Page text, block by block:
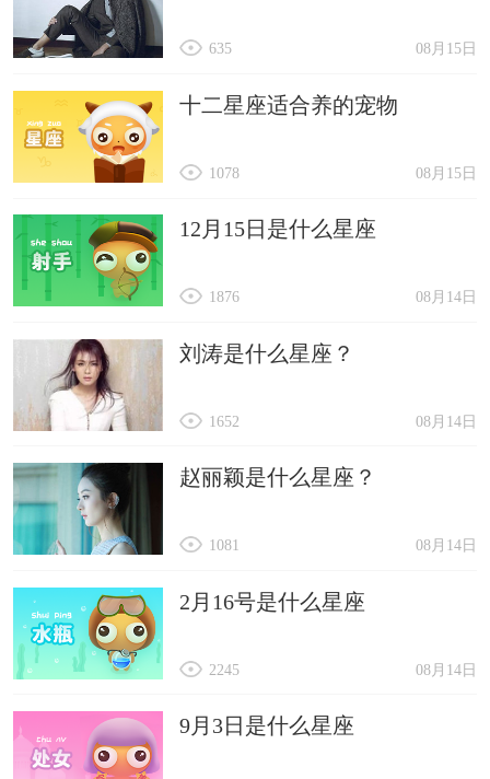
08月15日
635
十二星座适合养的宠物
08月15日
1078
12月15日是什么星座
08月14日
1876
刘涛是什么星座？
08月14日
1652
赵丽颖是什么星座？
08月14日
1081
2月16号是什么星座
08月14日
2245
9月3日是什么星座